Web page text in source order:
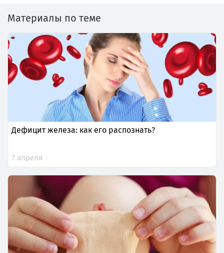
Материалы по теме
Дефицит железа: как его распознать?
7 апреля